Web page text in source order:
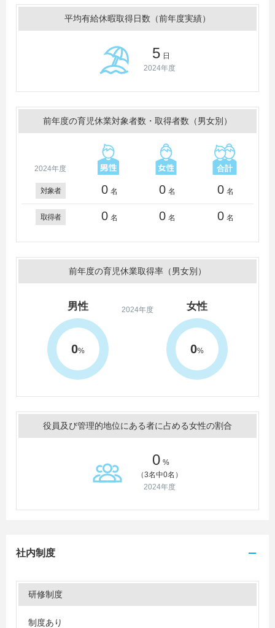
平均有給休暇取得日数（前年度実績）
5 日
2024年度
前年度の育児休業対象者数・取得者数（男女別）
2024年度
対象者 0 名 0 名 0 名
取得者 0 名 0 名 0 名
前年度の育児休業取得率（男女別）
2024年度
男性
0%
女性
0%
役員及び管理的地位にある者に占める女性の割合
0 %
（3名中0名）
2024年度
社内制度
研修制度
制度あり